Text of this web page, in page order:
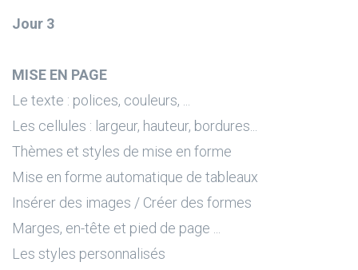
Jour 3
MISE EN PAGE
Le texte : polices, couleurs, ...
Les cellules : largeur, hauteur, bordures...
Thèmes et styles de mise en forme
Mise en forme automatique de tableaux
Insérer des images / Créer des formes
Marges, en-tête et pied de page ...
Les styles personnalisés